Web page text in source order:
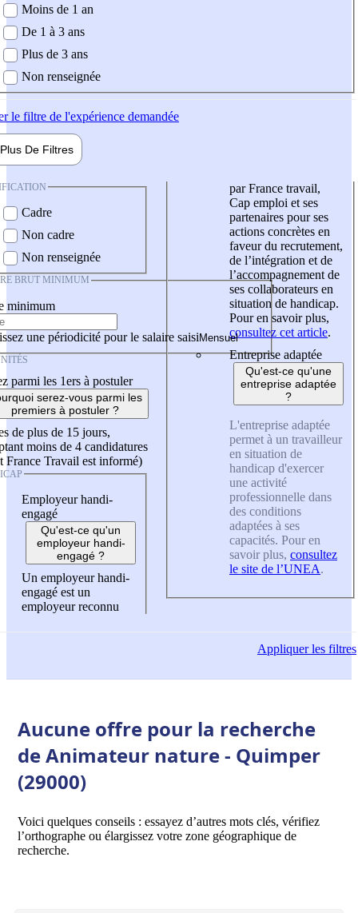
demandée
Moins de 1 an
De 1 à 3 ans
Plus de 3 ans
Non renseignée
le filtre de l'expérience demandée
Plus De Filtres
Cadre
Non cadre
Non renseignée
BRUT MINIMUM
minimum
une périodicité pour le salaire saisi
parmi les 1ers à postuler
serez-vous parmi les
premiers à postuler ?
de plus de 15 jours,
moins de 4 candidatures
France Travail est informé)
Employeur handi-
engagé
Qu'est-ce qu'un
employeur handi-
engagé ?
Un employeur handi-
engagé est un
employeur reconnu
par France travail,
Cap emploi et ses
partenaires pour ses
actions concrètes en
faveur du recrutement,
de l’intégration et de
l’accompagnement de
ses collaborateurs en
situation de handicap.
Pour en savoir plus,
consultez cet article.
Entreprise adaptée
Qu'est-ce qu'une
entreprise adaptée
?
L'entreprise adaptée
permet à un travailleur
en situation de
handicap d'exercer
une activité
professionnelle dans
des conditions
adaptées à ses
capacités. Pour en
savoir plus, consultez
le site de l’UNEA.
Appliquerles filtres
Aucune offre pour la recherche
de Animateur nature - Quimper
(29000)
Voici quelques conseils : essayez d’autres mots clés, vérifiez
l’orthographe ou élargissez votre zone géographique de
recherche.